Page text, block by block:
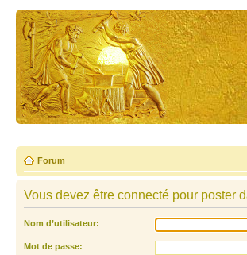
Forum
Vous devez être connecté pour poster
Nom d’utilisateur:
Mot de passe: